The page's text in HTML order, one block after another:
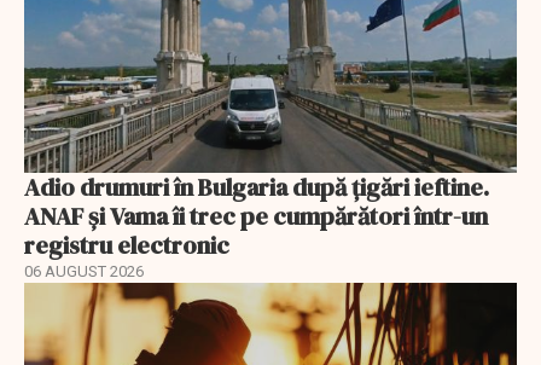
Adio drumuri în Bulgaria după țigări ieftine.
ANAF și Vama îi trec pe cumpărători într-un
registru electronic
06 AUGUST 2026